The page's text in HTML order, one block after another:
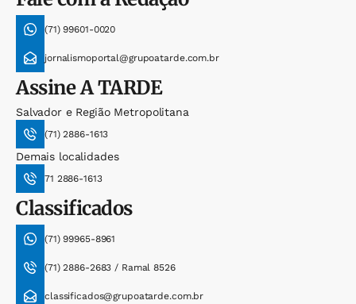
(71) 99601-0020
jornalismoportal@grupoatarde.com.br
AssineA TARDE
Salvador e Região Metropolitana
(71) 2886-1613
Demais localidades
71 2886-1613
Classificados
(71) 99965-8961
(71) 2886-2683 / Ramal 8526
classificados@grupoatarde.com.br